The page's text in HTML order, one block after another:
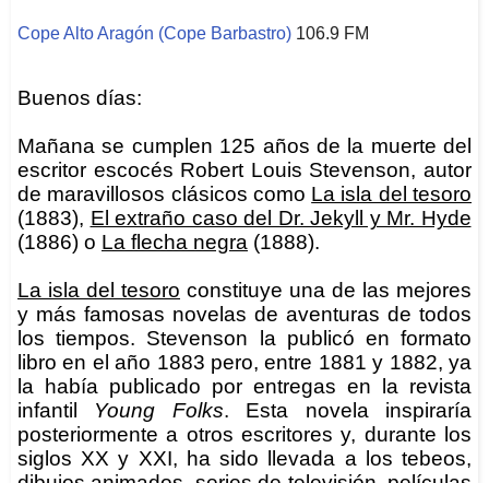
Cope Alto Aragón (Cope Barbastro) 106.9 FM
Buenos días:
Mañana se cumplen 125 años de la muerte del
escritor escocés Robert Louis Stevenson, autor
de maravillosos clásicos como La isla del tesoro
(1883), El extraño caso del Dr. Jekyll y Mr. Hyde
(1886) o La flecha negra (1888).
La isla del tesoro constituye una de las mejores
y más famosas novelas de aventuras de todos
los tiempos. Stevenson la publicó en formato
libro en el año 1883 pero, entre 1881 y 1882, ya
la había publicado por entregas en la revista
infantil Young Folks. Esta novela inspiraría
posteriormente a otros escritores y, durante los
siglos XX y XXI, ha sido llevada a los tebeos,